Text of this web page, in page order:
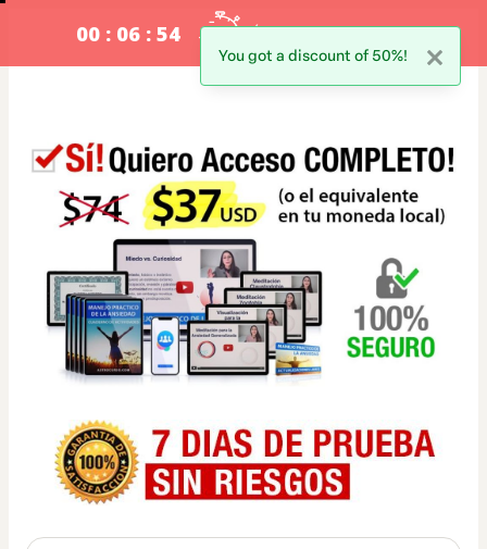
00 : 06 : 53 ÚLTIMOS CUPOS en Oferta!
You got a discount of 50%!